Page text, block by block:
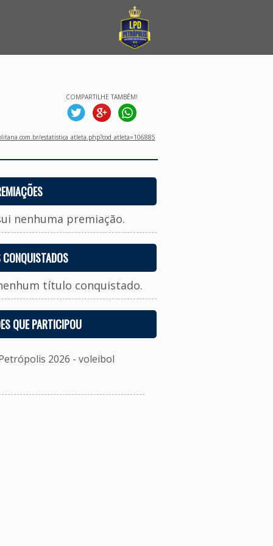
COMPARTILHE TAMBÉM!
estatistica_atleta.php?cod_atleta=106885
nenhuma premiação.
título conquistado.
QUE PARTICIPOU
2026 - voleibol